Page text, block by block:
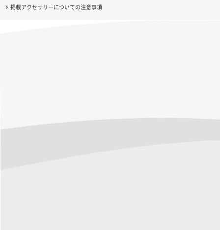
掲載アクセサリーについての注意事項